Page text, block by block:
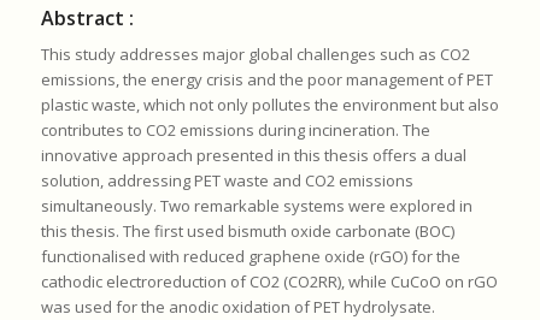
Abstract :
This study addresses major global challenges such as CO2
emissions, the energy crisis and the poor management of PET
plastic waste, which not only pollutes the environment but also
contributes to CO2 emissions during incineration. The
innovative approach presented in this thesis offers a dual
solution, addressing PET waste and CO2 emissions
simultaneously. Two remarkable systems were explored in
this thesis. The first used bismuth oxide carbonate (BOC)
functionalised with reduced graphene oxide (rGO) for the
cathodic electroreduction of CO2 (CO2RR), while CuCoO on rGO
was used for the anodic oxidation of PET hydrolysate.